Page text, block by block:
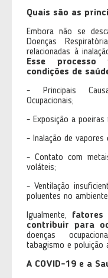
Quais são as
Embora não se
Doenças
relacionadas à
Esse
condições de
- Principais
Ocupacionais;
- Exposição a poeiras
- Inalação de
- Contato com
voláteis;
- Ventilação
poluentes no
Igualmente, fatores
contribuir para
doenças
tabagismo e poluição
A COVID-19 e a